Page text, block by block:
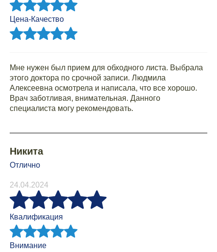
Цена-Качество
Мне нужен был прием для обходного листа. Выбрала
этого доктора по срочной записи. Людмила
Алексеевна осмотрела и написала, что все хорошо.
Врач заботливая, внимательная. Данного
специалиста могу рекомендовать.
Никита
Отлично
24.04.2024
Квалификация
Внимание